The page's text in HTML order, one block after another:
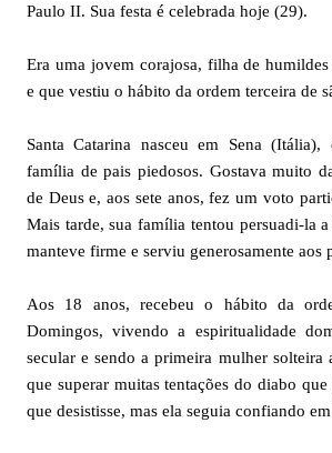
Paulo II. Sua festa é celebrada hoje (29).
Era uma jovem corajosa, filha de humildes
e que vestiu o hábito da ordem terceira de
Santa Catarina nasceu em Sena
família de pais piedosos. Gostava muito
de Deus e, aos sete anos, fez um voto
Mais tarde, sua família tentou persuadi-la a
manteve firme e serviu generosamente aos
Aos 18 anos, recebeu o hábito da
Domingos, vivendo a espiritualidade
secular e sendo a primeira mulher solteira
que superar muitas tentações do diabo
que desistisse, mas ela seguia confiando